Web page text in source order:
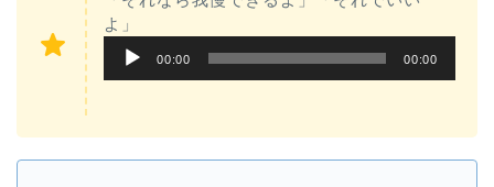
よ」
声
レ
00:00 00:00